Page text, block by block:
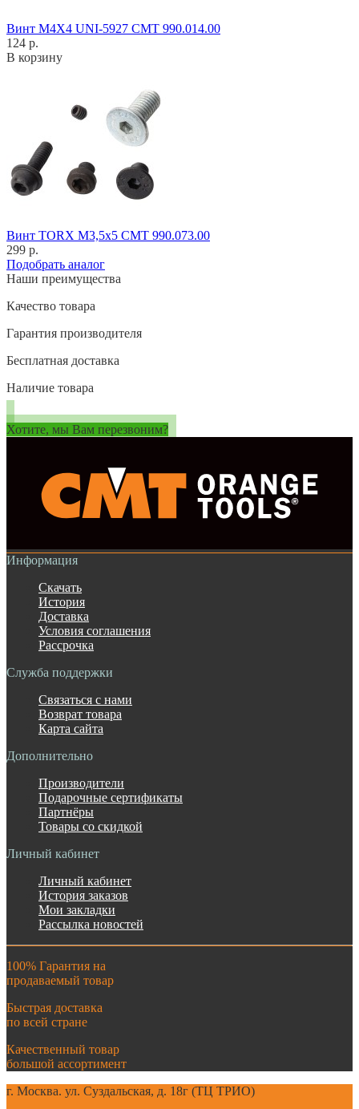
Винт M4X4 UNI-5927 CMT 990.014.00
124 р.
В корзину
Винт TORX M3,5x5 CMT 990.073.00
299 р.
Подобрать аналог
Наши преимущества
Качество товара
Гарантия производителя
Бесплатная доставка
Наличие товара
Хотите, мы Вам перезвоним?
Информация
Скачать
История
Доставка
Условия соглашения
Рассрочка
Служба поддержки
Связаться с нами
Возврат товара
Карта сайта
Дополнительно
Производители
Подарочные сертификаты
Партнёры
Товары со скидкой
Личный кабинет
Личный кабинет
История заказов
Мои закладки
Рассылка новостей
100% Гарантия на
продаваемый товар
Быстрая доставка
по всей стране
Качественный товар
большой ассортимент
г. Москва. ул. Суздальская, д. 18г (ТЦ ТРИО)